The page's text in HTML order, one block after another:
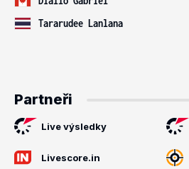
Tararudee Lanlana
Partneři
Live výsledky
Livescore.in